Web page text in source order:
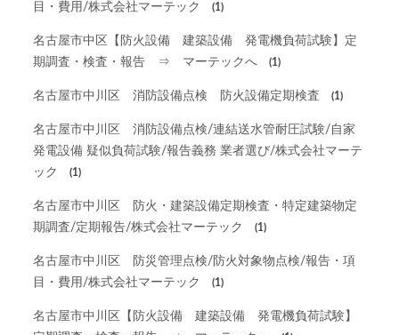
目・費用/株式会社マーテック
(1)
名古屋市中区【防火設備 建築設備 発電機負荷試験】定
期調査・検査・報告 ⇒ マーテックへ
(1)
名古屋市中川区 消防設備点検 防火設備定期検査 (1)
名古屋市中川区 消防設備点検/連結送水管耐圧試験/自家
発電設備 疑似負荷試験/報告義務 業者選び/株式会社マーテ
ック
(1)
名古屋市中川区 防火・建築設備定期検査・特定建築物定
期調査/定期報告/株式会社マーテック
(1)
名古屋市中川区 防災管理点検/防火対象物点検/報告・項
目・費用/株式会社マーテック
(1)
名古屋市中川区【防火設備 建築設備 発電機負荷試験】